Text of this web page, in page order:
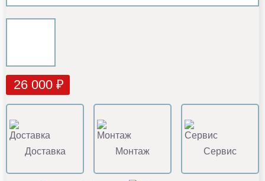
26 000 ₽
Доставка Монтаж Сервис